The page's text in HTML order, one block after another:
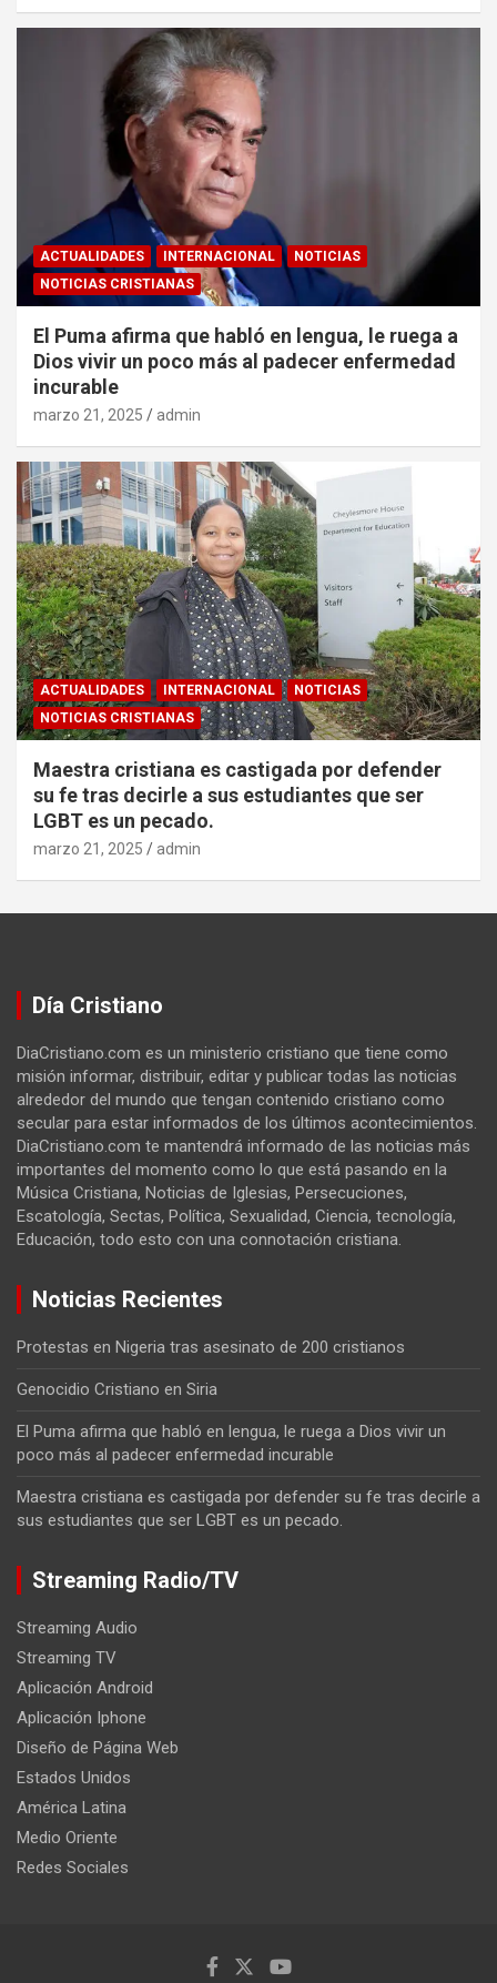
ACTUALIDADES INTERNACIONAL
NOTICIAS
NOTICIAS CRISTIANAS
El Puma afirma que habló en lengua, le ruega a
Dios vivir un poco más al padecer enfermedad
incurable
marzo 21, 2025 admin
ACTUALIDADES INTERNACIONAL
NOTICIAS
NOTICIAS CRISTIANAS
Maestra cristiana es castigada por defender
su fe tras decirle a sus estudiantes que ser
LGBT es un pecado.
marzo 21, 2025 admin
Día Cristiano
DiaCristiano.com es un ministerio cristiano que tiene como
misión informar, distribuir, editar y publicar todas las noticias
alrededor del mundo que tengan contenido cristiano como
secular para estar informados de los últimos acontecimientos.
DiaCristiano.com te mantendrá informado de las noticias más
importantes del momento como lo que está pasando en la
Música Cristiana, Noticias de Iglesias, Persecuciones,
Escatología, Sectas, Política, Sexualidad, Ciencia, tecnología,
Educación, todo esto con una connotación cristiana.
Noticias Recientes
Protestas en Nigeria tras asesinato de 200 cristianos
Genocidio Cristiano en Siria
El Puma afirma que habló en lengua, le ruega a Dios vivir un
poco más al padecer enfermedad incurable
Maestra cristiana es castigada por defender su fe tras decirle a
sus estudiantes que ser LGBT es un pecado.
Streaming Radio/TV
Streaming Audio
Streaming TV
Aplicación Android
Aplicación Iphone
Diseño de Página Web
Estados Unidos
América Latina
Medio Oriente
Redes Sociales